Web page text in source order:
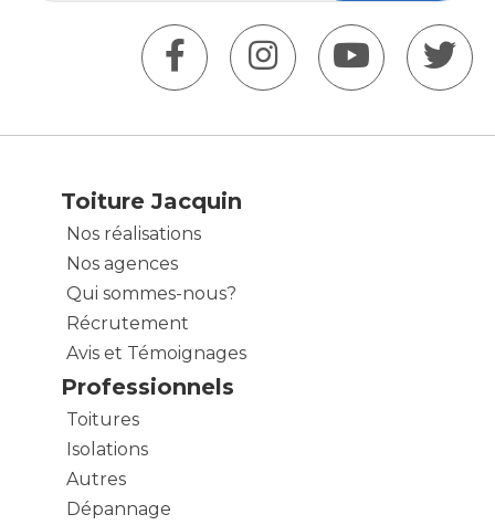
Toiture Jacquin
Nos réalisations
Nos agences
Qui sommes-nous?
Récrutement
Avis et Témoignages
Professionnels
Toitures
Isolations
Autres
Dépannage